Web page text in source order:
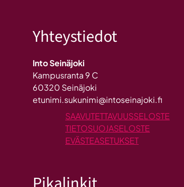
Yhteystiedot
Into Seinäjoki
Kampusranta 9 C
60320 Seinäjoki
etunimi.sukunimi@intoseinajoki.fi
SAAVUTETTAVUUSSELOSTE
TIETOSUOJASELOSTE
EVÄSTEASETUKSET